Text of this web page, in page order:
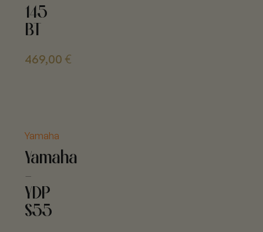
145
BT
469,00 €
Yamaha
Yamaha
-
YDP
S55